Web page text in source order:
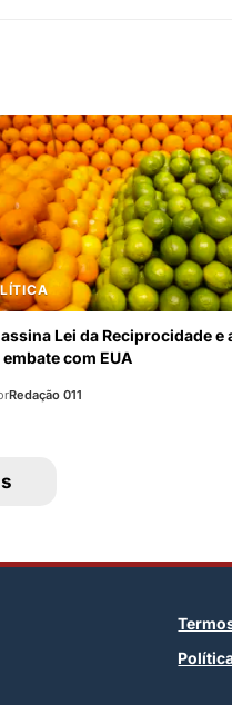
Lei da Reciprocidade e
com EUA
Redação 011